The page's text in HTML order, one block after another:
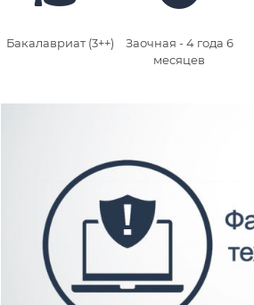
Бакалавриат (3++)
Заочная - 4 года 6
месяцев